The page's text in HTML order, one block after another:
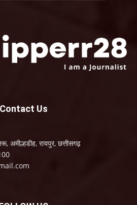
Contact Us
अमील्हडीह, रायपुर, छत्तीसगढ़